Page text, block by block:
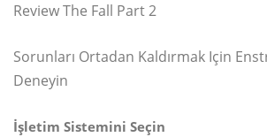
Review The Fall Part 2
Sorunları Ortadan Kaldırmak Için
Deneyin
İşletim Sistemini Seçin